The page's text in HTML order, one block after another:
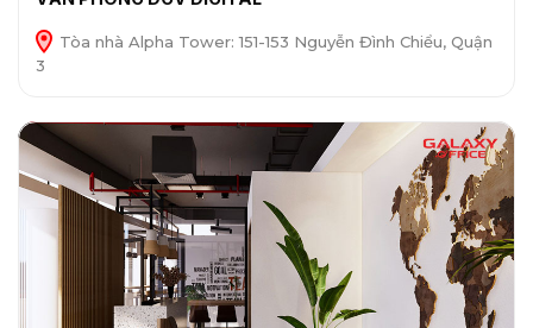
Tòa nhà Alpha Tower: 151-153 Nguyễn Đình Chiểu, Quận
3